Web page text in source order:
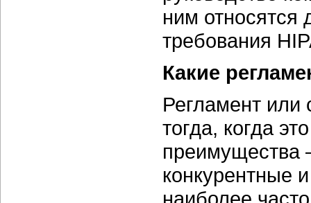
ним относятся
требования
Какие
Регламент или
тогда, когда
конкурентные